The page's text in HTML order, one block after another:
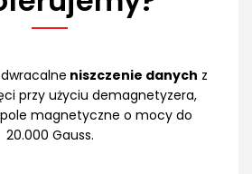
niszczenie danych z
przy użyciu demagnetyzera,
magnetyczne o mocy do
20.000 Gauss.